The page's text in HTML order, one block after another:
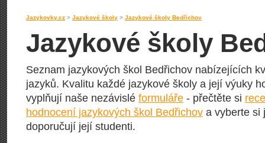
Jazykovky.cz > Jazykové školy > Jazykové školy Bedřichov
Jazykové školy
Seznam jazykových škol Bedřichov nabízejících
jazyků. Kvalitu každé jazykové školy a její výuky
vyplňují naše nezávislé formuláře - přečtěte si
hodnocení jazykových škol Bedřichov a vyberte si
doporučují její studenti.